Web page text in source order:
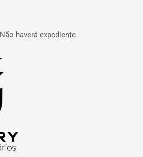
Não haverá expediente